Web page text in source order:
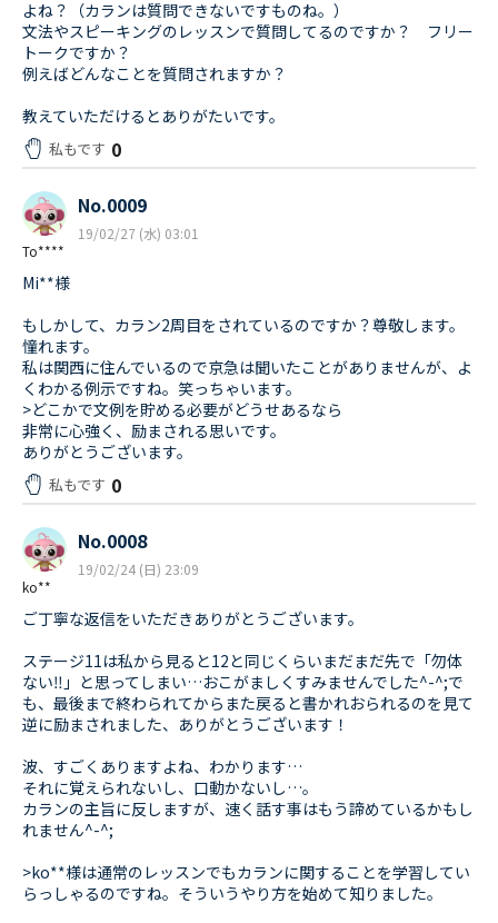
よね？（カランは質問できないですものね。）
文法やスピーキングのレッスンで質問してるのですか？ フリー
トークですか？
例えばどんなことを質問されますか？
教えていただけるとありがたいです。
私もです 0
To****
No.0009
19/02/27 (水) 03:01
Mi**様
もしかして、カラン2周目をされているのですか？尊敬します。
憧れます。
私は関西に住んでいるので京急は聞いたことがありませんが、よ
くわかる例示ですね。笑っちゃいます。
>どこかで文例を貯める必要がどうせあるなら
非常に心強く、励まされる思いです。
ありがとうございます。
私もです 0
ko**
No.0008
19/02/24 (日) 23:09
ご丁寧な返信をいただきありがとうございます。
ステージ11は私から見ると12と同じくらいまだまだ先で「勿体
ない‼︎」と思ってしまい…おこがましくすみませんでした^-^;で
も、最後まで終わられてからまた戻ると書かれおられるのを見て
逆に励まされました、ありがとうございます！
波、すごくありますよね、わかります…
それに覚えられないし、口動かないし…。
カランの主旨に反しますが、速く話す事はもう諦めているかもし
れません^-^;
>ko**様は通常のレッスンでもカランに関することを学習してい
らっしゃるのですね。そういうやり方を始めて知りました。